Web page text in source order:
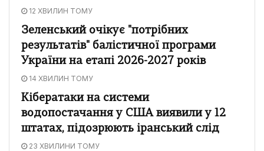
12 ХВИЛИН ТОМУ
Зеленський очікує "потрібних
результатів" балістичної програми
України на етапі 2026-2027 років
14 ХВИЛИН ТОМУ
Кібератаки на системи
водопостачання у США виявили у 12
штатах, підозрюють іранський слід
23 ХВИЛИНИ ТОМУ